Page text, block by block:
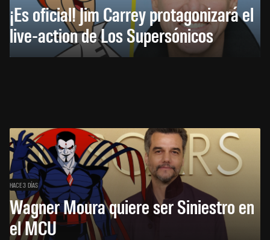
¡Es oficial! Jim Carrey protagonizará el
live-action de Los Supersónicos
HACE 3 DÍAS
Wagner Moura quiere ser Siniestro en
el MCU